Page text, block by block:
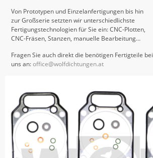
Von Prototypen und Einzelanfertigungen bis hin
zur Großserie setzten wir unterschiedlichste
Fertigungstechnologien für Sie ein: CNC-Plotten,
CNC-Fräsen, Stanzen, manuelle Bearbeitung…
Fragen Sie auch direkt die benötigen Fertigteile bei
uns an:office@wolfdichtungen.at